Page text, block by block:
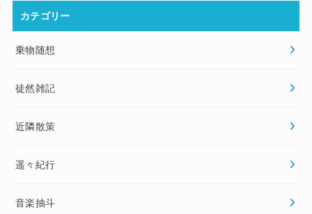
カテゴリー
乗物随想
徒然雑記
近隣散策
遥々紀行
音楽抽斗